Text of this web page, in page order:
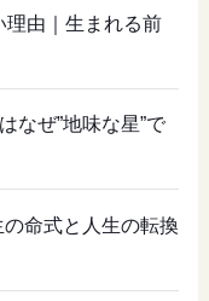
理由｜生まれる前
なぜ”地味な星”で
命式と人生の転換